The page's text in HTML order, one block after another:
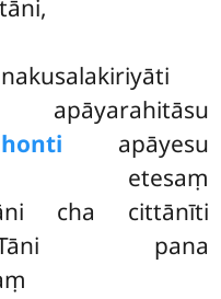
apāyarahitāsu
apāyesu
etesaṃ
cha cittānīti
pana